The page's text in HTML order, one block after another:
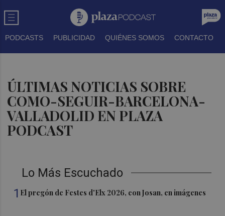
PODCASTS PUBLICIDAD QUIÉNES SOMOS CONTACTO
ÚLTIMAS NOTICIAS SOBRE
COMO-SEGUIR-BARCELONA-
VALLADOLID EN PLAZA
PODCAST
Lo Más Escuchado
1 El pregón de Festes d'Elx 2026, con Josan, en imágenes